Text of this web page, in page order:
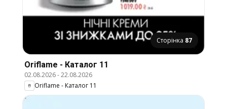
Сторінка 87
Oriflame - Каталог 11
02.08.2026-22.08.2026
Oriflame - Каталог 11